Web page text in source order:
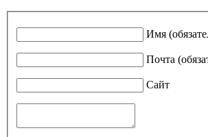
Имя
Почта
Сайт